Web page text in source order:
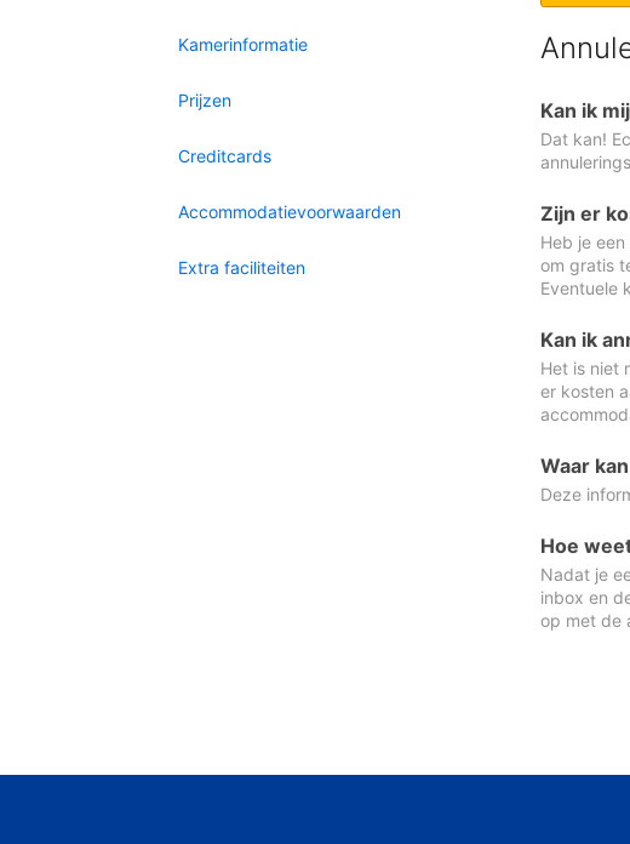
Kamerinformatie
Prijzen
Creditcards
Accommodatievoorwaarden
Extra faciliteiten
Kan ik
Dat kan!
Zijn er
Heb je
om gratis
Eventuele
Kan ik
Het is niet
er kosten
Waar
Deze
Hoe
Nadat je
inbox en
op met de